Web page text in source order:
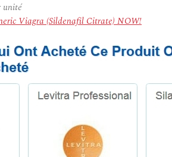
unité
Viagra (Sildenafil Citrate) NOW!